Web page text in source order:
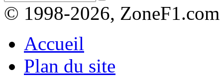
© 1998-2026, ZoneF1.com
Accueil
Plan du site